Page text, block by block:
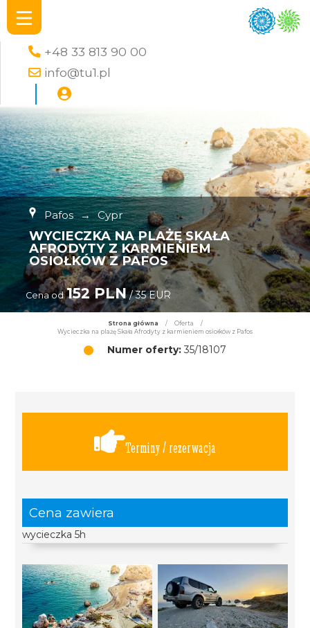
+48 33 813 90 00
info@tu1.pl
Pafos → Cypr
WYCIECZKA NA PLAŻĘ SKAŁA
AFRODYTY Z KARMIENIEM
OSIOŁKÓW Z PAFOS
Cena od 152 PLN/ 35 EUR
Strona główna / Oferta
/
Wycieczka na plażę Skała Afrodyty z karmieniem osiołków z Pafos
Numer oferty: 35/18107
Terminy / rezerwacja
Cena zawiera
wycieczka 5h